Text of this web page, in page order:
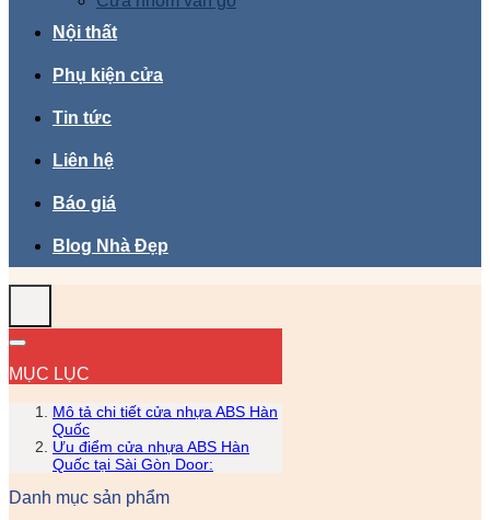
Nội thất
Phụ kiện cửa
Tin tức
Liên hệ
Báo giá
Blog Nhà Đẹp
MỤC LỤC
Mô tả chi tiết cửa nhựa ABS Hàn
Quốc
Ưu điểm cửa nhựa ABS Hàn
Quốc tại Sài Gòn Door:
Danh mục sản phẩm